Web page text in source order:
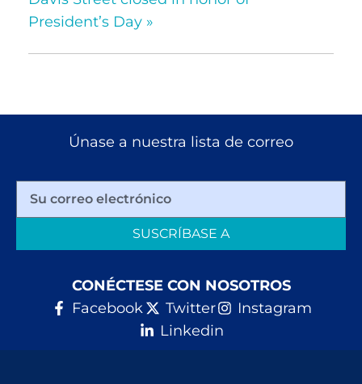
President’s Day »
Únase a nuestra lista de correo
SUSCRÍBASE A
CONÉCTESE CON NOSOTROS
Facebook
Twitter
Instagram
Linkedin